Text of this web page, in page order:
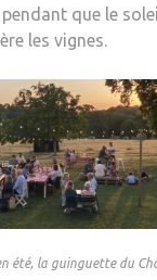
que le
les vignes.
été, la guinguette du